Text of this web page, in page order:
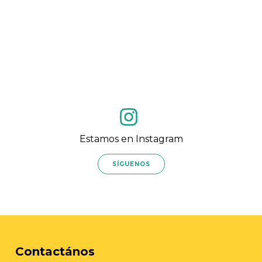
Estamos en Instagram
SÍGUENOS
Contactános